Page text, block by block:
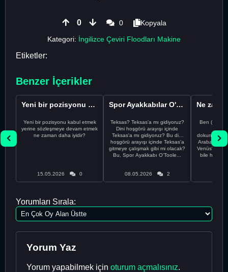
0 0
Kopyala
Kategori: İngilizce Çeviri Floodları Makine
Etiketler:
Benzer İçerikler
Yeni bir pozisyonu kabul etmek yerine sözleşmeye devam etm...
Yeni bir pozisyonu kabul etmek
yerine sözleşmeye devam etmek
ne zaman daha iyidir?
15.05.2026 0
Spor Ayakkabılar O'Toole ama ne zaman bir kelimeyi tek...
Teksas? Teksas'a mı gidiyoruz?
Dini hoşgörü arayışı içinde
Teksas'a mı gidiyoruz? Bu dini
hoşgörü arayışı içinde Teksas'a
gitmeye çalışmak gibi mi olacak?
Bu, Spor Ayakkabı O'Toole...
08.05.2026 2
Ben (24M)
Arabamı,
Venüs'ü ve
bile havaya
Yorumları Sırala:
Yorum Yaz
Yorum yapabilmek için oturum açmalısınız.